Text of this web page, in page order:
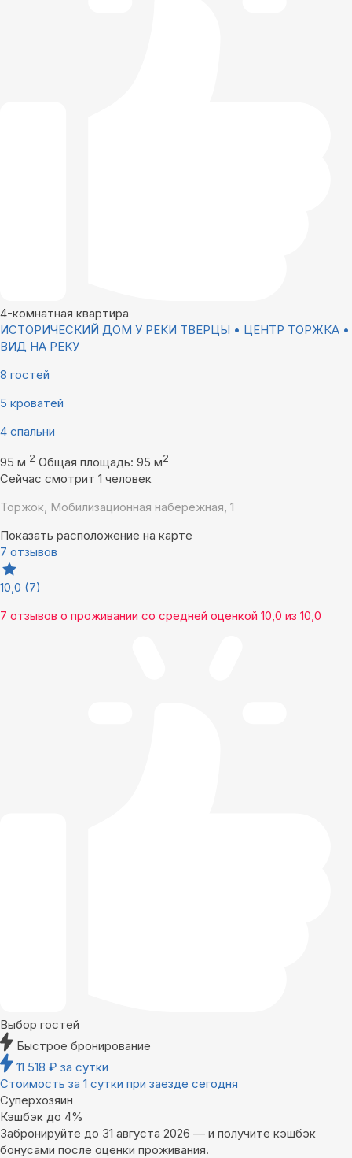
4-комнатная квартира
ИСТОРИЧЕСКИЙ ДОМ У РЕКИ ТВЕРЦЫ • ЦЕНТР ТОРЖКА •
ВИД НА РЕКУ
8 гостей
5 кроватей
4 спальни
95 м 2 Общая площадь: 95 м2
Сейчас смотрит 1 человек
Торжок, Мобилизационная набережная, 1
Показать расположение на карте
7 отзывов
10,0 (7)
7 отзывов о проживании со средней оценкой 10,0 из 10,0
Выбор гостей
Быстрое бронирование
11 518 ₽ за сутки
Стоимость за 1 сутки при заезде сегодня
Суперхозяин
Кэшбэк до 4%
Забронируйте до 31 августа 2026 — и получите кэшбэк
бонусами после оценки проживания.